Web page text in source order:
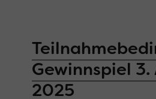
Gewinnspiel
2025